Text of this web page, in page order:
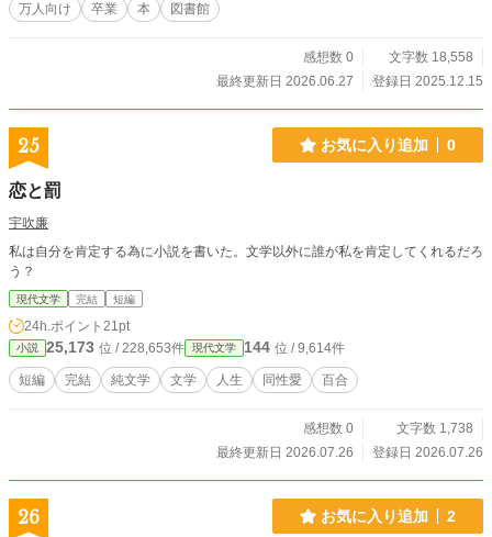
万人向け 卒業 本 図書館
感想数 0
文字数 18,558
最終更新日 2026.06.27
登録日 2025.12.15
25 お気に入り追加 0
恋と罰
宇吹廉
私は自分を肯定する為に小説を書いた。文学以外に誰が私を肯定してくれるだろ
う？
現代文学 完結 短編
24h.ポイント 21pt
小説 25,173 位 / 228,653件 現代文学 144 位 / 9,614件
短編 完結 純文学 文学 人生 同性愛 百合
感想数 0
文字数 1,738
最終更新日 2026.07.26
登録日 2026.07.26
26 お気に入り追加 2